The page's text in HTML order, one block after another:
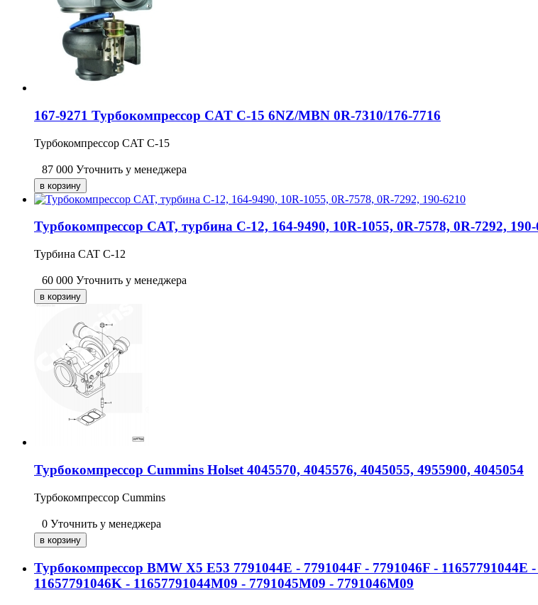
167-9271 Турбокомпрессор CAT C-15 6NZ/MBN 0R-7310/176-7716
Турбокомпрессор CAT C-15
87 000 Уточнить у менеджера
Турбокомпрессор CAT, турбина C-12, 164-9490, 10R-1055, 0R-7578, 0R-7292, 190-
Турбина CAT C-12
60 000 Уточнить у менеджера
Турбокомпрессор Cummins Holset 4045570, 4045576, 4045055, 4955900, 4045054
Турбокомпрессор Cummins
0 Уточнить у менеджера
Турбокомпрессор BMW X5 E53 7791044E - 7791044F - 7791046F - 11657791044E
11657791046K - 11657791044M09 - 7791045M09 - 7791046M09